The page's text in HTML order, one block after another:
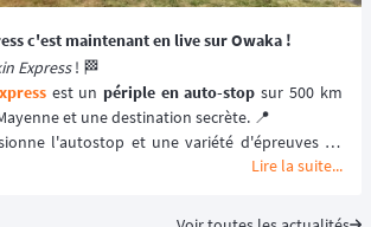
c'est maintenant en live sur Owaka !
Express ! 🏁
est un périple en auto-stop sur 500 km
et une destination secrète. 📍
l'autostop et une variété d'épreuves en
deviennent les
Lire la suite...